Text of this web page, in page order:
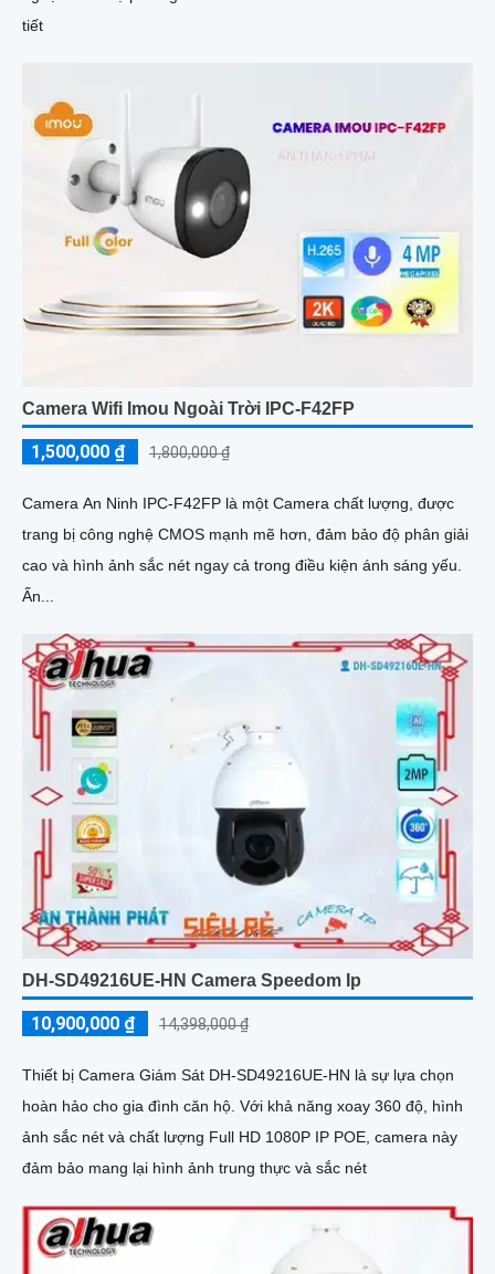
tiết
Camera Wifi Imou Ngoài Trời IPC-F42FP
1,500,000 ₫ 1,800,000 ₫
Camera An Ninh IPC-F42FP là một Camera chất lượng, được
trang bị công nghệ CMOS mạnh mẽ hơn, đảm bảo độ phân giải
cao và hình ảnh sắc nét ngay cả trong điều kiện ánh sáng yếu.
Ấn...
DH-SD49216UE-HN Camera Speedom Ip
10,900,000 ₫ 14,398,000 ₫
Thiết bị Camera Giám Sát DH-SD49216UE-HN là sự lựa chọn
hoàn hảo cho gia đình căn hộ. Với khả năng xoay 360 độ, hình
ảnh sắc nét và chất lượng Full HD 1080P IP POE, camera này
đảm bảo mang lại hình ảnh trung thực và sắc nét